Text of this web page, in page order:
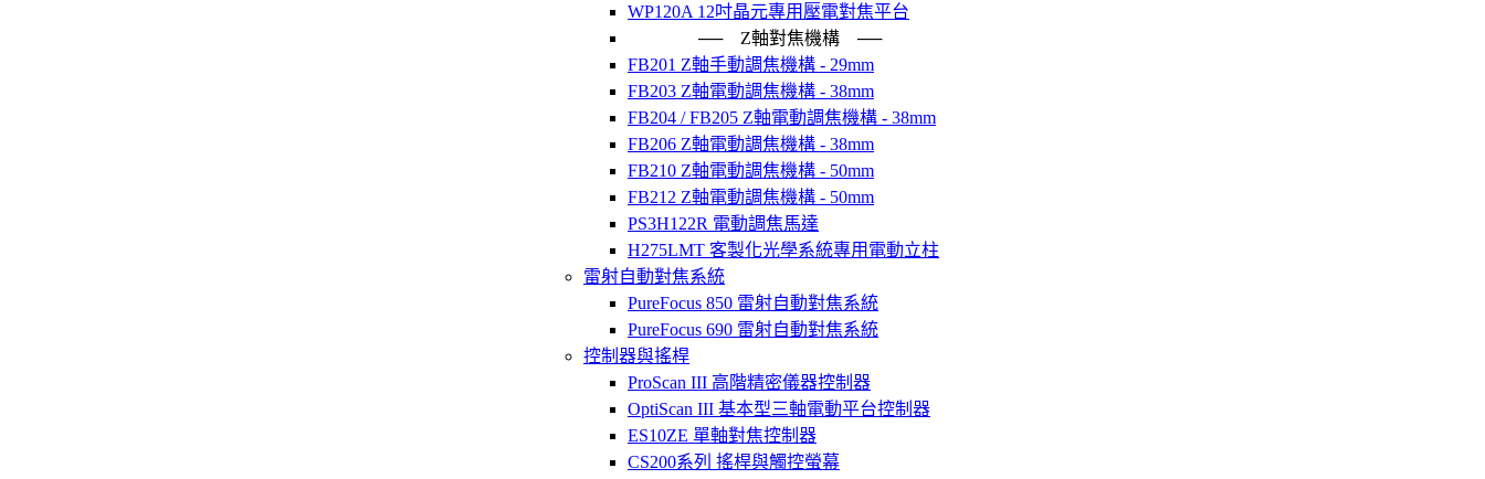
WP120A 12吋晶元專用壓電對焦平台
── Z軸對焦機構 ──
FB201 Z軸手動調焦機構 - 29mm
FB203 Z軸電動調焦機構 - 38mm
FB204 / FB205 Z軸電動調焦機構 - 38mm
FB206 Z軸電動調焦機構 - 38mm
FB210 Z軸電動調焦機構 - 50mm
FB212 Z軸電動調焦機構 - 50mm
PS3H122R 電動調焦馬達
H275LMT 客製化光學系統專用電動立柱
雷射自動對焦系統
PureFocus 850 雷射自動對焦系統
PureFocus 690 雷射自動對焦系統
控制器與搖桿
ProScan III 高階精密儀器控制器
OptiScan III 基本型三軸電動平台控制器
ES10ZE 單軸對焦控制器
CS200系列 搖桿與觸控螢幕